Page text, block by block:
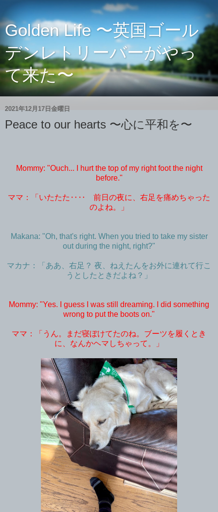
Golden Life 〜英国ゴール
デンレトリーバーがやっ
て来た〜
2021年12月17日金曜日
Peace to our hearts 〜心に平和を〜
Mommy: "Ouch... I hurt the top of my right foot the night
before."
ママ：「いたたた‥‥ 前日の夜に、右足を痛めちゃった
のよね。
」
Makana: "Oh, that's right. When you tried to take my sister
out during the night, right?"
マカナ：「ああ、右足？ 夜、ねえたんをお外に連れて行こ
うとしたときだよね？」
Mommy: "Yes. I guess I was still dreaming. I did something
wrong to put the boots on."
ママ：「うん。まだ寝ぼけてたのね。ブーツを履くとき
に、なんかヘマしちゃって。」